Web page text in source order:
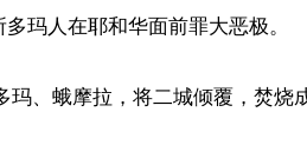
玛人在耶和华面前罪大恶极。
玛、蛾摩拉，将二城倾覆，焚烧